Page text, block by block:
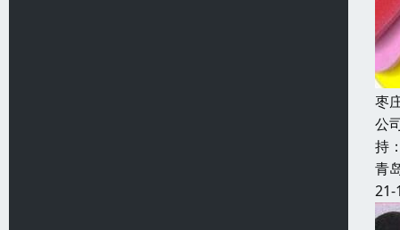
枣
公
持
青
21-